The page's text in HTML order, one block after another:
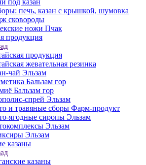
под казан
печь, казан с крышкой, шумовка
сковороды
ножи Пчак
продукция
продукция
жевательная резинка
чай Эльзам
Бальзам гор
Бальзам гор
спрей Эльзам
и травяные сборы Фарм-продукт
ягодные сиропы Эльзам
Эльзам
Эльзам
казаны
казаны